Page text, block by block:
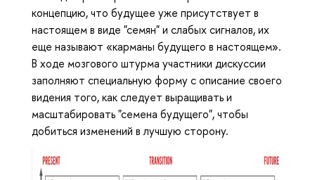
концепцию, что будущее уже присутствует в
настоящем в виде "семян" и слабых сигналов, их
еще называют «карманы будущего в настоящем».
В ходе мозгового штурма участники дискуссии
заполняют специальную форму с описание своего
видения того, как следует выращивать и
масштабировать "семена будущего", чтобы
добиться изменений в лучшую сторону.